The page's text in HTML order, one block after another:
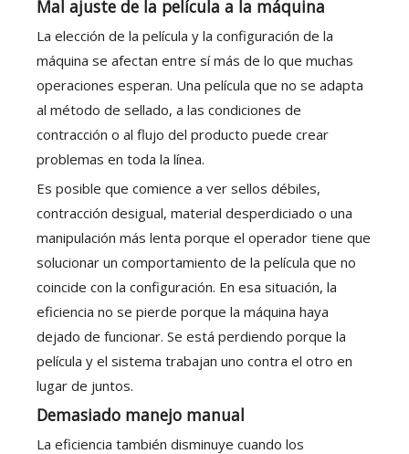
Mal ajuste de la película a la máquina
La elección de la película y la configuración de la
máquina se afectan entre sí más de lo que muchas
operaciones esperan. Una película que no se adapta
al método de sellado, a las condiciones de
contracción o al flujo del producto puede crear
problemas en toda la línea.
Es posible que comience a ver sellos débiles,
contracción desigual, material desperdiciado o una
manipulación más lenta porque el operador tiene que
solucionar un comportamiento de la película que no
coincide con la configuración. En esa situación, la
eficiencia no se pierde porque la máquina haya
dejado de funcionar. Se está perdiendo porque la
película y el sistema trabajan uno contra el otro en
lugar de juntos.
Demasiado manejo manual
La eficiencia también disminuye cuando los